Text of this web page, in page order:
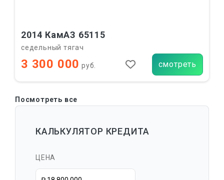
2014 КамАЗ 65115
седельный тягач
3 300 000 руб. смотреть
Посмотреть все
КАЛЬКУЛЯТОР КРЕДИТА
ЦЕНА